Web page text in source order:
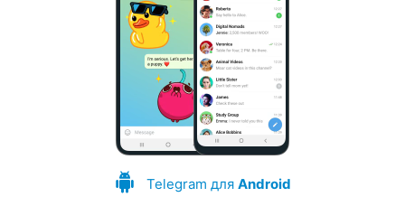
Telegram для Android